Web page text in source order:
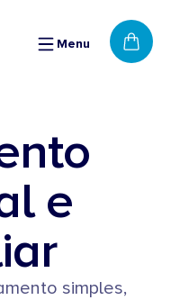
Cart
Menu
e
simples,